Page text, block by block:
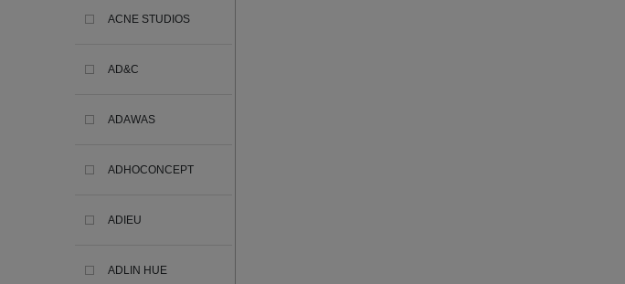
ACNE STUDIOS
AD&C
ADAWAS
ADHOCONCEPT
ADIEU
ADLIN HUE